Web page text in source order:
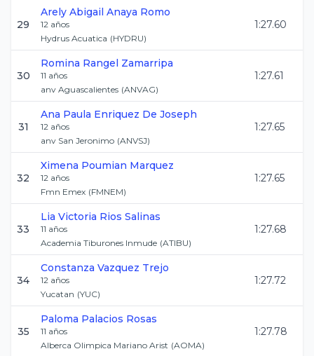
29
Arely Abigail Anaya Romo
12 años
Hydrus Acuatica (HYDRU)
1:27.60
30
Romina Rangel Zamarripa
11 años
anv Aguascalientes (ANVAG)
1:27.61
31
Ana Paula Enriquez De Joseph
12 años
anv San Jeronimo (ANVSJ)
1:27.65
32
Ximena Poumian Marquez
12 años
Fmn Emex (FMNEM)
1:27.65
33
Lia Victoria Rios Salinas
11 años
Academia Tiburones Inmude (ATIBU)
1:27.68
34
Constanza Vazquez Trejo
12 años
Yucatan (YUC)
1:27.72
35
Paloma Palacios Rosas
11 años
Alberca Olimpica Mariano Arist (AOMA)
1:27.78